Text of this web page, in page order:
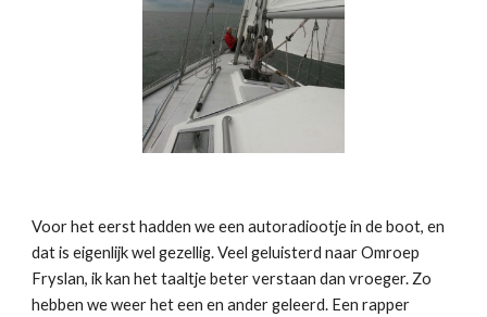
Voor het eerst hadden we een autoradiootje in de boot, en
dat is eigenlijk wel gezellig. Veel geluisterd naar Omroep
Fryslan, ik kan het taaltje beter verstaan dan vroeger. Zo
hebben we weer het een en ander geleerd. Een rapper